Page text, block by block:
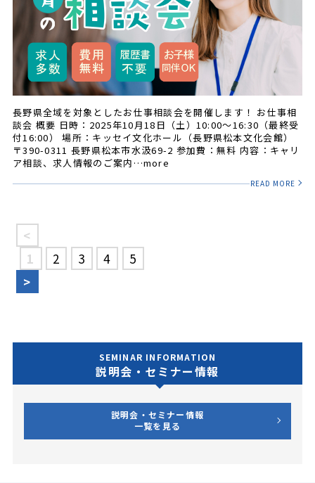
長野県全域を対象としたお仕事相談会を開催します！ お仕事相
談会 概要 日時：2025年10月18日（土）10:00～16:30（最終受
付16:00） 場所：キッセイ文化ホール（長野県松本文化会館）
〒390-0311 長野県松本市水汲69-2 参加費：無料 内容：キャリ
ア相談、求人情報のご案内…more
READ MORE
<
1
2 3 4
5
>
SEMINAR INFORMATION
説明会・セミナー情報
説明会・セミナー情報
一覧を見る